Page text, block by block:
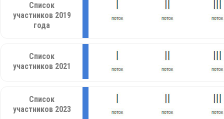
Список
участников 2019
года
Список
участников 2021
Список
участников 2023